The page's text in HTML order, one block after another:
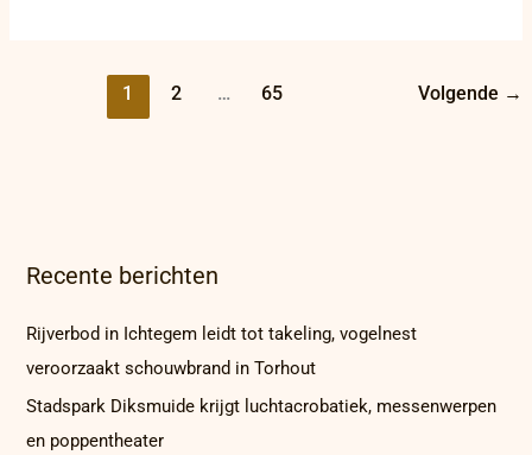
1 2 … 65 Volgende →
Recente berichten
Rijverbod in Ichtegem leidt tot takeling, vogelnest
veroorzaakt schouwbrand in Torhout
Stadspark Diksmuide krijgt luchtacrobatiek, messenwerpen
en poppentheater